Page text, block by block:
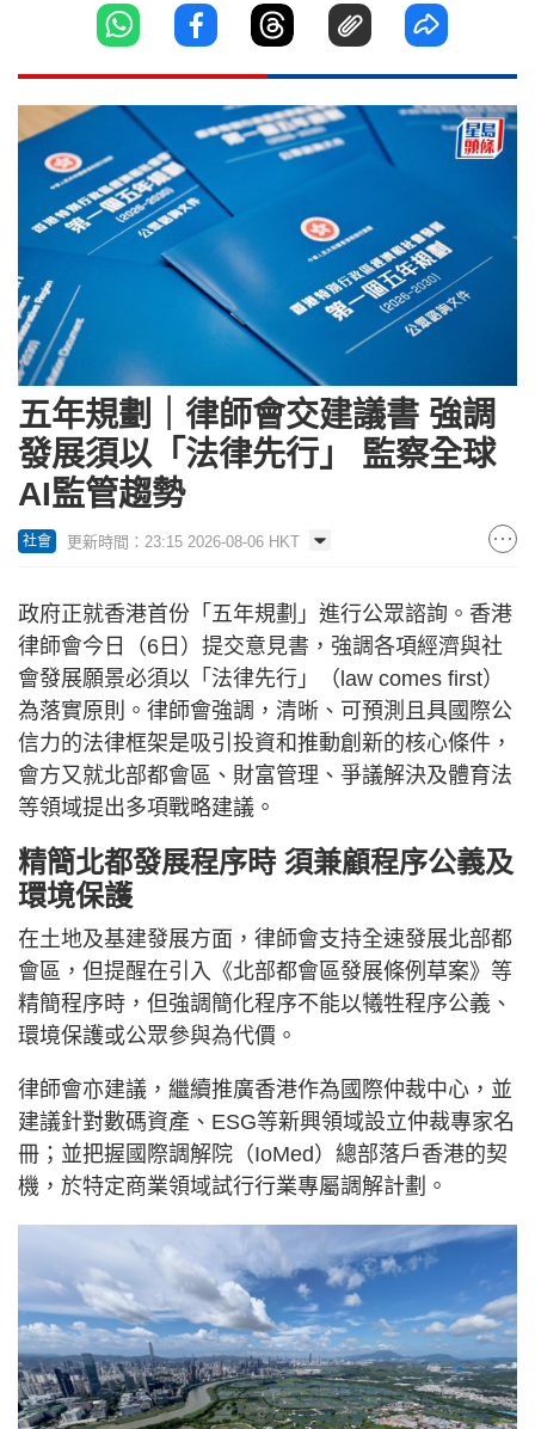
五年規劃｜律師會交建議書 強調
發展須以「法律先行」 監察全球
AI監管趨勢
社會 更新時間：23:15 2026-08-06 HKT
政府正就香港首份「五年規劃」進行公眾諮詢。香港
律師會今日（6日）提交意見書，強調各項經濟與社
會發展願景必須以「法律先行」（law comes first）
為落實原則。律師會強調，清晰、可預測且具國際公
信力的法律框架是吸引投資和推動創新的核心條件，
會方又就北部都會區、財富管理、爭議解決及體育法
等領域提出多項戰略建議。
精簡北都發展程序時 須兼顧程序公義及
環境保護
在土地及基建發展方面，律師會支持全速發展北部都
會區，但提醒在引入《北部都會區發展條例草案》等
精簡程序時，但強調簡化程序不能以犧牲程序公義、
環境保護或公眾參與為代價。
律師會亦建議，繼續推廣香港作為國際仲裁中心，並
建議針對數碼資產、ESG等新興領域設立仲裁專家名
冊；並把握國際調解院（IoMed）總部落戶香港的契
機，於特定商業領域試行行業專屬調解計劃。